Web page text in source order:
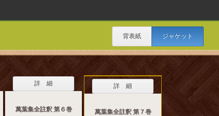
背表紙 ジャケット
詳 細
萬葉集全註釈 第６巻
詳 細
萬葉集全註釈 第７巻